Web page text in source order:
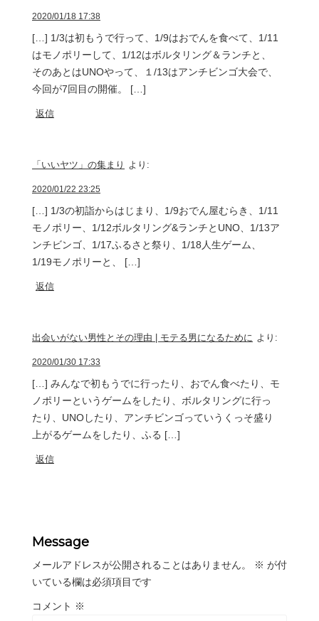
2020/01/18 17:38
[…] 1/3は初もうで行って、1/9はおでんを食べて、1/11
はモノポリーして、1/12はボルタリング＆ランチと、
そのあとはUNOやって、１/13はアンチビンゴ大会で、
今回が7回目の開催。 […]
返信
「いいヤツ」の集まり より:
2020/01/22 23:25
[…] 1/3の初詣からはじまり、1/9おでん屋むらき、1/11
モノポリー、1/12ボルタリング&ランチとUNO、1/13ア
ンチビンゴ、1/17ふるさと祭り、1/18人生ゲーム、
1/19モノポリーと、 […]
返信
出会いがない男性とその理由 | モテる男になるために より:
2020/01/30 17:33
[…] みんなで初もうでに行ったり、おでん食べたり、モ
ノポリーというゲームをしたり、ボルタリングに行っ
たり、UNOしたり、アンチビンゴっていうくっそ盛り
上がるゲームをしたり、ふる […]
返信
Message
メールアドレスが公開されることはありません。 ※ が付
いている欄は必須項目です
コメント ※